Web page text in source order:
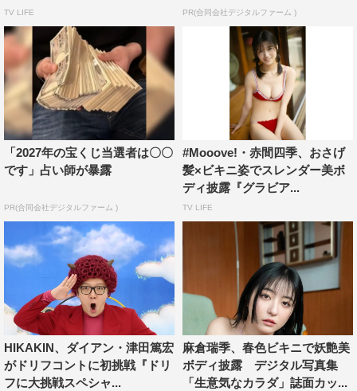
TV LIFE PR(合同会社デジタルファーム )
「2027年の宝くじ当選者は〇〇
です」占い師が暴露
PR(合同会社デジタルファーム )
#Mooove!・赤間四季、おさげ
髪×ビキニ姿でスレンダー美ボ
ディ披露『グラビア...
TV LIFE
HIKAKIN、ダイアン・津田篤宏
がドリフコントに初挑戦『ドリ
フに大挑戦スペシャ...
麻倉瑞季、春色ビキニで妖艶美
ボディ披露 デジタル写真集
「生意気なカラダ」誌面カッ...